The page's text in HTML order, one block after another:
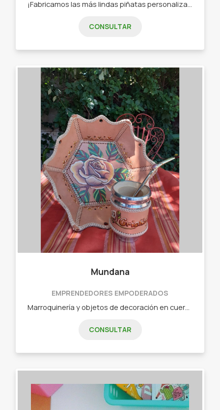
CONSULTAR
Mundana
EMPRENDEDORES EMPODERADOS
CONSULTAR